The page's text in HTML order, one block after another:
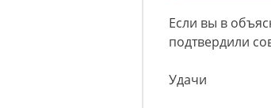
Если вы в
подтвердили
Удачи